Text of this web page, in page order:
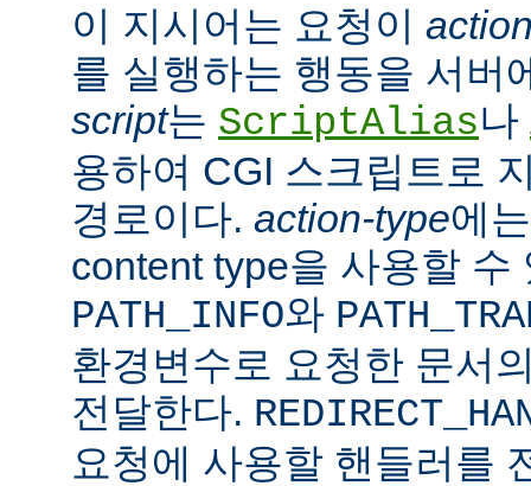
이 지시어는 요청이
를 실행하는 행동을 서버
script는 ScriptAlias나
용하여 CGI 스크립트로
경로이다. action-type에
content type을 사용할 수
PATH_INFO와
환경변수로 요청한 문서
전달한다.
요청에 사용할 핸들러를